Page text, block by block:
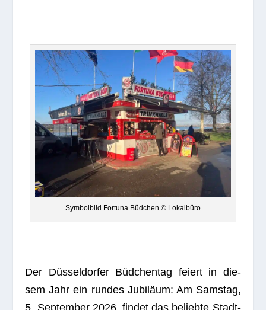
Sym­bol­bild For­tuna Büd­chen © Lokalbüro
Der Düs­sel­dor­fer Büd­chen­tag fei­ert in die­
sem Jahr ein run­des Jubi­läum: Am Sams­tag,
5. Sep­tem­ber 2026, fin­det das beliebte Stadt­